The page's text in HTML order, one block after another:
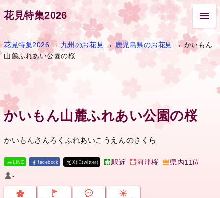
花見特集2026
花見特集2026 → 九州のお花見 →鹿児島県のお花見 → かいもん
山麓ふれあい公園の桜
かいもん山麓ふれあい公園の桜
かいもんさんろくふれあいこうえんのさくら
LINE facebook X(旧twitter) 駅近 河津桜 県内11位
-